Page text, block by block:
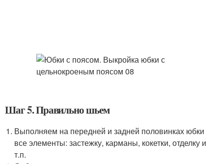
Шаг 5. Правильно шьем
Выполняем на передней и задней половинках юбки
все элементы: застежку, карманы, кокетки, отделку и
т.п.